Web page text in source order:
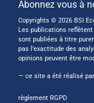
Abonnez vous à
Copyrights © 2026 BSI
Les publications
sont publiées à titre
pas l’exactitude des
opinions peuvent être
— ce site a été réalisé par
règlement RGPD